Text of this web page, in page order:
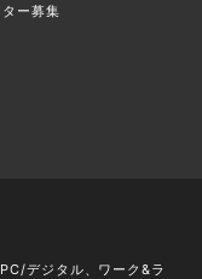
ー募集
デジタル、ワーク&ラ